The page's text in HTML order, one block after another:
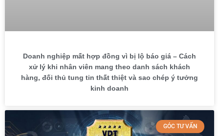
Doanh nghiệp mất hợp đồng vì bị lộ báo giá – Cách
xử lý khi nhân viên mang theo danh sách khách
hàng, đối thủ tung tin thất thiệt và sao chép ý tưởng
kinh doanh
GÓC TƯ VẤN